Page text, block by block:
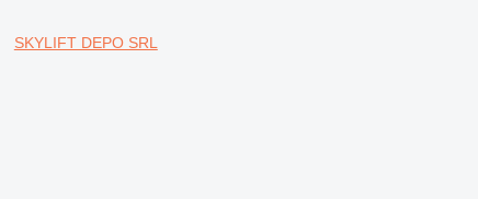
SKYLIFT DEPO SRL